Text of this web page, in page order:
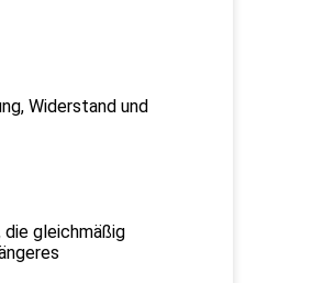
Widerstand und
die gleichmäßig